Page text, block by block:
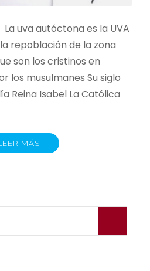
La uva autóctona es la UVA
repoblación de la zona
son los cristinos en
los musulmanes Su siglo
Reina Isabel La Católica
MÁS